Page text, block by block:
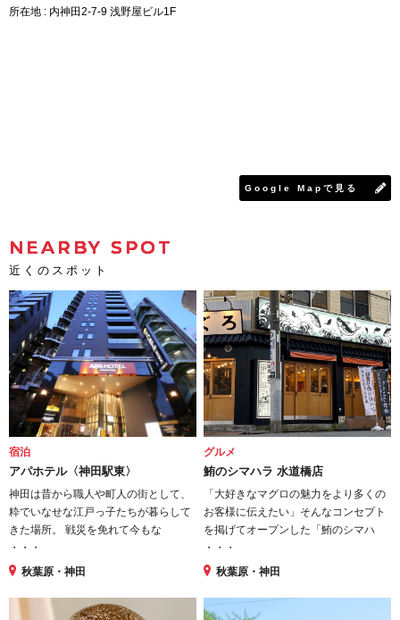
Google Mapで見る
所在地 : 内神田2-7-9 浅野屋ビル1F
NEARBY SPOT
近くのスポット
宿泊
アパホテル〈神田駅東〉
神田は昔から職人や町人の街として、
粋でいなせな江戸っ子たちが暮らして
きた場所。 戦災を免れて今もな
・・・
秋葉原・神田
グルメ
鮪のシマハラ 水道橋店
「大好きなマグロの魅力をより多くの
お客様に伝えたい」そんなコンセプト
を掲げてオープンした「鮪のシマハ
・・・
秋葉原・神田